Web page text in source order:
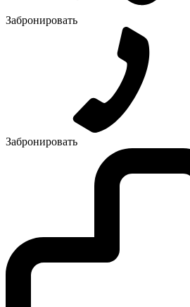
Забронировать
Забронировать